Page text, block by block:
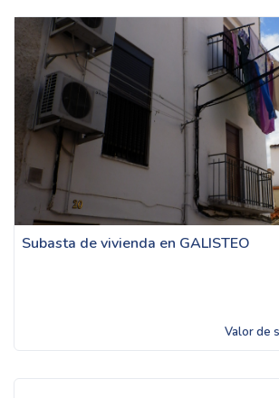
Subasta de vivienda en GALISTEO
Valor de